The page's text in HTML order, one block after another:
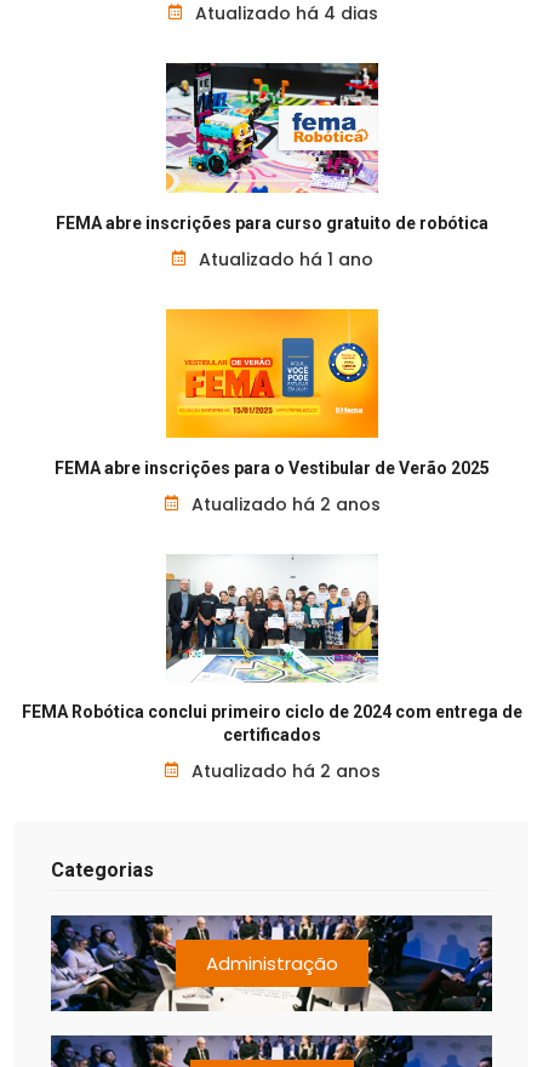
Atualizado há 4 dias
FEMA abre inscrições para curso gratuito de robótica
Atualizado há 1 ano
FEMA abre inscrições para o Vestibular de Verão 2025
Atualizado há 2 anos
FEMA Robótica conclui primeiro ciclo de 2024 com entrega de
certificados
Atualizado há 2 anos
Categorias
Administração